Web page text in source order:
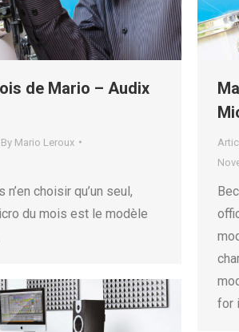
de Mario – Audix
By Mario Leroux
choisir qu’un seul,
du mois est le modèle
for